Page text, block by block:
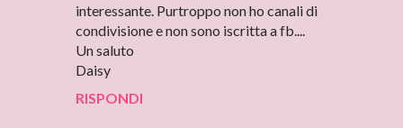
interessante. Purtroppo non ho canali di
condivisione e non sono iscritta a fb....
Un saluto
Daisy
RISPONDI